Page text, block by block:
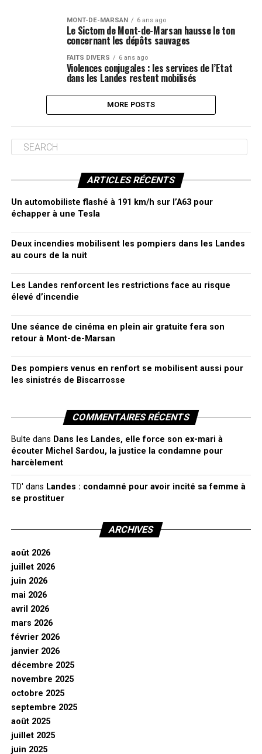
MONT-DE-MARSAN 6 ans ago
Le Sictom de Mont-de-Marsan hausse le ton
concernant les dépôts sauvages
FAITS DIVERS 6 ans ago
Violences conjugales : les services de l’Etat
dans les Landes restent mobilisés
MORE POSTS
ARTICLES RÉCENTS
Un automobiliste flashé à 191 km/h sur l’A63 pour
échapper à une Tesla
Deux incendies mobilisent les pompiers dans les Landes
au cours de la nuit
Les Landes renforcent les restrictions face au risque
élevé d’incendie
Une séance de cinéma en plein air gratuite fera son
retour à Mont-de-Marsan
Des pompiers venus en renfort se mobilisent aussi pour
les sinistrés de Biscarrosse
COMMENTAIRES RÉCENTS
Bulte dans Dans les Landes, elle force son ex-mari à
écouter Michel Sardou, la justice la condamne pour
harcèlement
TD' dans Landes : condamné pour avoir incité sa femme à
se prostituer
ARCHIVES
août 2026
juillet 2026
juin 2026
mai 2026
avril 2026
mars 2026
février 2026
janvier 2026
décembre 2025
novembre 2025
octobre 2025
septembre 2025
août 2025
juillet 2025
juin 2025